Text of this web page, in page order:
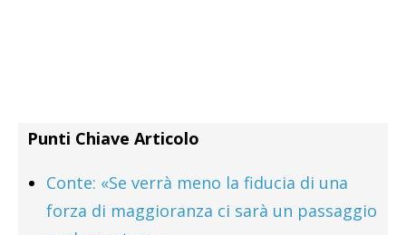
Punti Chiave Articolo
Conte: «Se verrà meno la fiducia di una
forza di maggioranza ci sarà un passaggio